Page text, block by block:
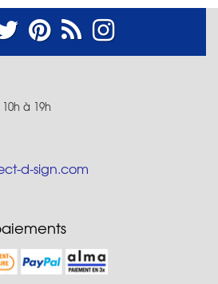
à 19h
d-sign.com